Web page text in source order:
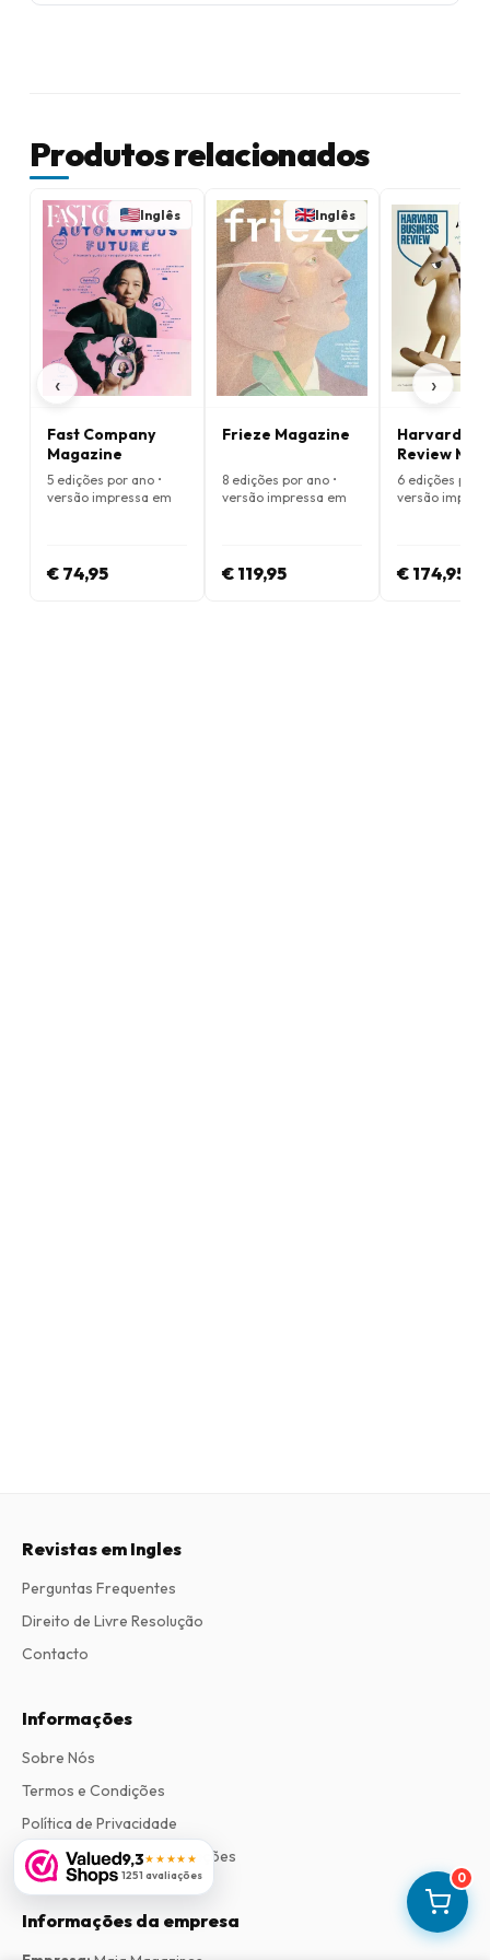
0
Produtos relacionados
‹
Inglês
Fast Company
Magazine
5 edições por ano •
versão impressa em
€ 74,95
Inglês
Frieze Magazine
8 edições por ano •
versão impressa em
€ 119,95
Harvard
Review
6 edições por
versão
€ 174,95
›
9,3★★★★★
1251 avaliações
Revistas em Ingles
Perguntas Frequentes
Direito de Livre Resolução
Contacto
Informações
Sobre Nós
Termos e Condições
Política de Privacidade
Procedimento de Reclamações
Informações da empresa